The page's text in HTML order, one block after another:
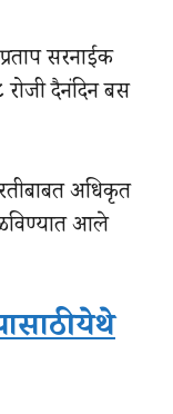
सरनाईक
दैनंदिन बस
अधिकृत
आले
येथे